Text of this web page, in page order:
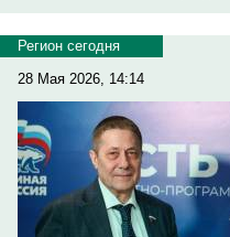
Регион сегодня
28 Мая 2026, 14:14